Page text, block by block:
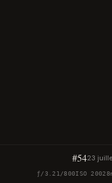
#5423
ƒ/3.2 1/800ISO 200